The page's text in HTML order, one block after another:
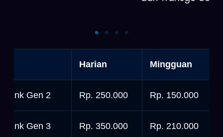
Harian Mingguan
Gen 2 Rp. 250.000 Rp. 150.000
Gen 3 Rp. 350.000 Rp. 210.000